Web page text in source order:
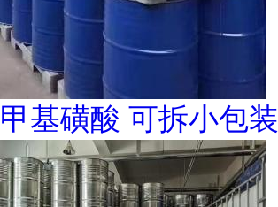
甲基磺酸 可拆小包装